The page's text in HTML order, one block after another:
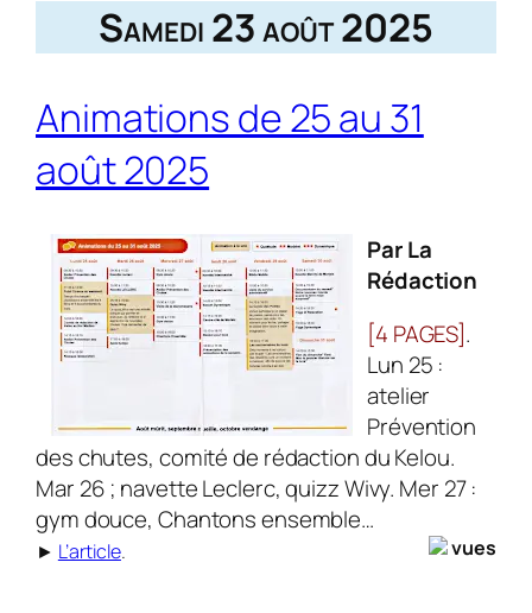
Samedi 23 août 2025
Animations de 25 au 31
août 2025
Par La
Rédaction
[4 PAGES].
Lun 25 :
atelier
Prévention
des chutes, comité de rédaction du Kelou.
Mar 26 ; navette Leclerc, quizz Wivy. Mer 27 :
gym douce, Chantons ensemble…
► L’article. vues